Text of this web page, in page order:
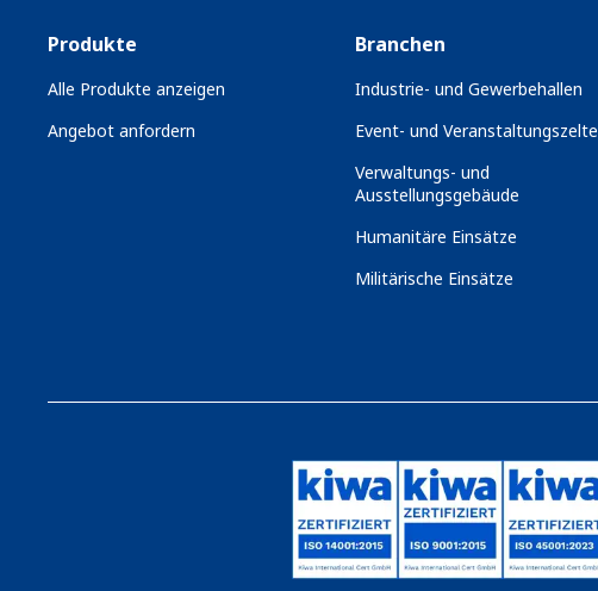
Produkte
Alle Produkte anzeigen
Angebot anfordern
Branchen
Industrie- und Gewerbehallen
Event- und Veranstaltungszelte
Verwaltungs- und
Ausstellungsgebäude
Humanitäre Einsätze
Militärische Einsätze